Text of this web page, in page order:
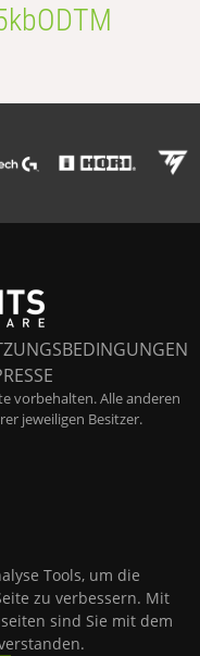
vorbehalten. Alle anderen
jeweiligen Besitzer.
Tools, um die
zu verbessern. Mit
sind Sie mit dem